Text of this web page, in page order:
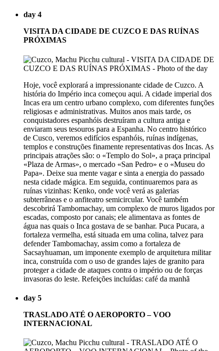
day 4
VISITA DA CIDADE DE CUZCO E DAS RUÍNAS
PRÓXIMAS
Hoje, você explorará a impressionante cidade de Cuzco. A
história do Império inca começou aqui. A cidade imperial dos
Incas era um centro urbano complexo, com diferentes funções
religiosas e administrativas. Muitos anos mais tarde, os
conquistadores espanhóis destruíram a cultura antiga e
enviaram seus tesouros para a Espanha. No centro histórico
de Cusco, veremos edifícios espanhóis, ruínas indígenas,
templos e construções finamente representativas dos Incas. As
principais atrações são: o «Templo do Sol», a praça principal
«Plaza de Armas», o mercado «San Pedro» e o «Museu do
Papa». Deixe sua mente vagar e sinta a energia do passado
nesta cidade mágica. Em seguida, continuaremos para as
ruínas vizinhas: Kenko, onde você verá as galerias
subterrâneas e o anfiteatro semicircular. Você também
descobrirá Tambomachay, um complexo de muros ligados por
escadas, composto por canais; ele alimentava as fontes de
água nas quais o Inca gostava de se banhar. Puca Pucara, a
fortaleza vermelha, está situada em uma colina, talvez para
defender Tambomachay, assim como a fortaleza de
Sacsayhuaman, um imponente exemplo de arquitetura militar
inca, construída com o uso de grandes lajes de granito para
proteger a cidade de ataques contra o império ou de forças
invasoras do leste. Refeições incluídas: café da manhã
day 5
TRASLADO ATÉ O AEROPORTO – VOO
INTERNACIONAL